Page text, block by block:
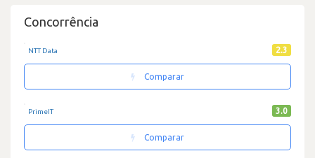
Concorrência
NTT Data 2.3
Comparar
PrimeIT 3.0
Comparar